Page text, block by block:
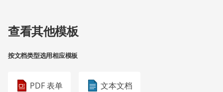
查看其他模板
按文档类型选用相应模板
PDF 表单 文本文档